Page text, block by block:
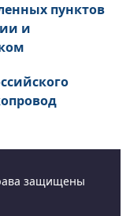
пунктов
и
защищены